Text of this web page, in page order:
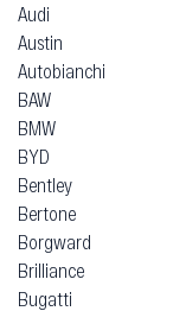
Audi
Austin
Autobianchi
BAW
BMW
BYD
Bentley
Bertone
Borgward
Brilliance
Bugatti